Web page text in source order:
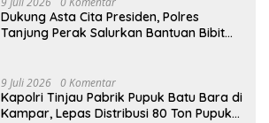
Dukung Asta Cita Presiden, Polres
Tanjung Perak Salurkan Bantuan Bibit
9 Juli 2026 0 Komentar
Kapolri Tinjau Pabrik Pupuk Batu Bara di
Kampar, Lepas Distribusi 80 Ton Pupuk